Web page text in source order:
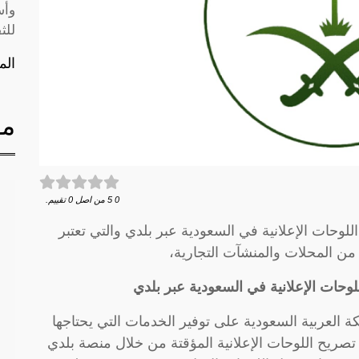
0
5 من اصل 0 تقييم.
الإعلانية في السعودية عبر بلدي والتي تعتبر
من المحلات والمنشآت التجارية،
الإعلانية في السعودية عبر بلدي
العربية السعودية على توفير الخدمات التي يحتاجها
اللوحات الإعلانية المؤقتة من خلال منصة بلدي